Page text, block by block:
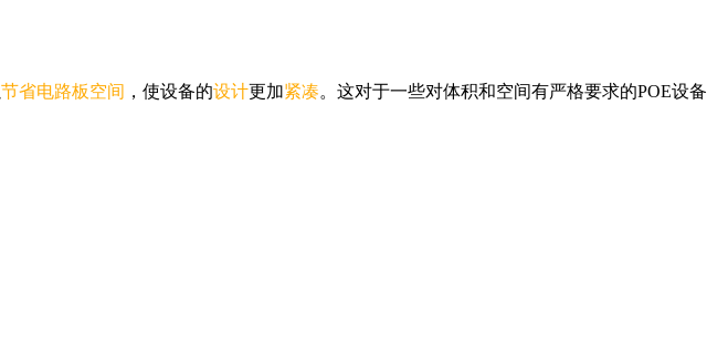
节省电路板空间 ，使设备的设计更加紧凑。这对于一些对体积和空间有严格要求的POE设备